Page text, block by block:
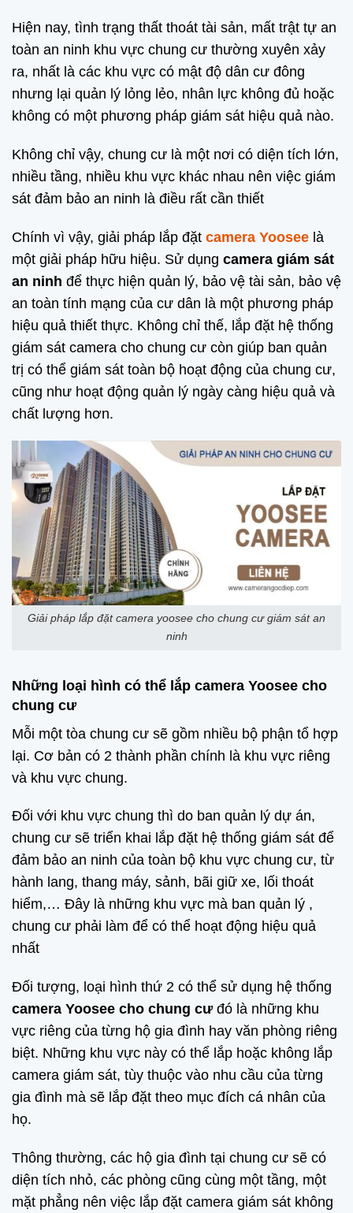
Hiện nay, tình trạng thất thoát tài sản, mất trật tự an
toàn an ninh khu vực chung cư thường xuyên xảy
ra, nhất là các khu vực có mật độ dân cư đông
nhưng lại quản lý lỏng lẻo, nhân lực không đủ hoặc
không có một phương pháp giám sát hiệu quả nào.
Không chỉ vậy, chung cư là một nơi có diện tích lớn,
nhiều tầng, nhiều khu vực khác nhau nên việc giám
sát đảm bảo an ninh là điều rất cần thiết
Chính vì vậy, giải pháp lắp đặt camera Yoosee là
một giải pháp hữu hiệu. Sử dụng camera giám sát
an ninh để thực hiện quản lý, bảo vệ tài sản, bảo vệ
an toàn tính mạng của cư dân là một phương pháp
hiệu quả thiết thực. Không chỉ thế, lắp đặt hệ thống
giám sát camera cho chung cư còn giúp ban quản
trị có thể giám sát toàn bộ hoạt động của chung cư,
cũng như hoạt động quản lý ngày càng hiệu quả và
chất lượng hơn.
Giải pháp lắp đặt camera yoosee cho chung cư giám sát an
ninh
Những loại hình có thể lắp camera Yoosee cho
chung cư
Mỗi một tòa chung cư sẽ gồm nhiều bộ phận tổ hợp
lại. Cơ bản có 2 thành phần chính là khu vực riêng
và khu vực chung.
Đối với khu vực chung thì do ban quản lý dự án,
chung cư sẽ triển khai lắp đặt hệ thống giám sát để
đảm bảo an ninh của toàn bộ khu vực chung cư, từ
hành lang, thang máy, sảnh, bãi giữ xe, lối thoát
hiểm,… Đây là những khu vực mà ban quản lý ,
chung cư phải làm để có thể hoạt động hiệu quả
nhất
Đối tượng, loại hình thứ 2 có thể sử dụng hệ thống
camera Yoosee cho chung cư đó là những khu
vực riêng của từng hộ gia đình hay văn phòng riêng
biệt. Những khu vực này có thể lắp hoặc không lắp
camera giám sát, tùy thuộc vào nhu cầu của từng
gia đình mà sẽ lắp đặt theo mục đích cá nhân của
họ.
Thông thường, các hộ gia đình tại chung cư sẽ có
diện tích nhỏ, các phòng cũng cùng một tầng, một
mặt phẳng nên việc lắp đặt camera giám sát không